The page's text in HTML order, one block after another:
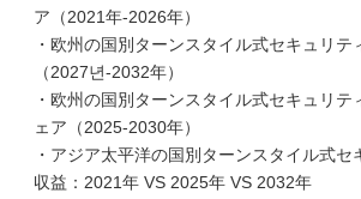
ア（2021年-2026年）
・欧州の国別ターンスタイル式セキュリテ
（2027년-2032年）
・欧州の国別ターンスタイル式セキュリテ
ェア（2025-2030年）
・アジア太平洋の国別ターンスタイル式セ
収益：2021年 VS 2025年 VS 2032年